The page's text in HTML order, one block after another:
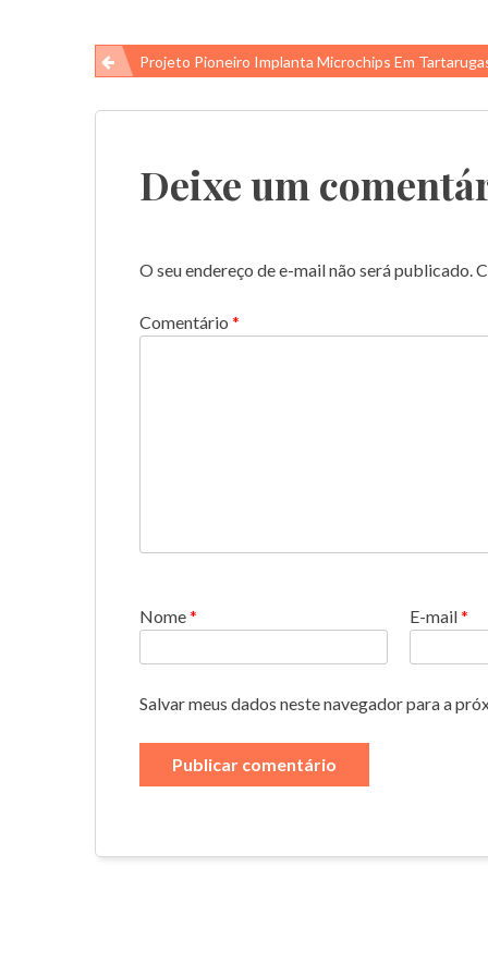
Navegação
de
Projeto Pioneiro Implanta Microchips Em Tartarugas No Atol Das
Deixe um
O seu endereço de e-mail não será publicado.
Comentário *
Nome* E-mail*
Salvar meus dados neste navegador para a